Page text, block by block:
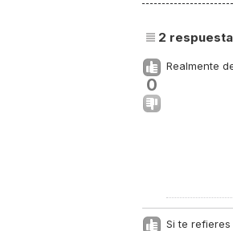
2
0
Realmente
Si te